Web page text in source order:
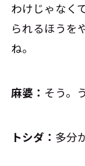
わけじゃなく
られるほうを
ね。
麻婆： そう。
トシダ： 多分